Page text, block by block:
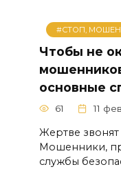
#СТОП,
Чтобы не
основные
61 11
Жертве
Мошенники,
службы